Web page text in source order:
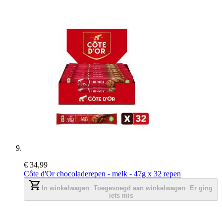
€ 34,99
Côte d'Or chocoladerepen - melk - 47g x 32 repen
In winkelwagen Toegevoegd aan winkelwagen
Er ging
iets mis